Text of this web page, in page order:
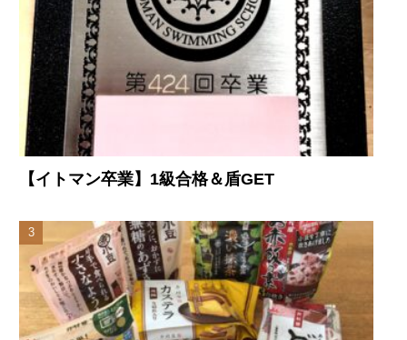
【イトマン卒業】1級合格＆盾GET